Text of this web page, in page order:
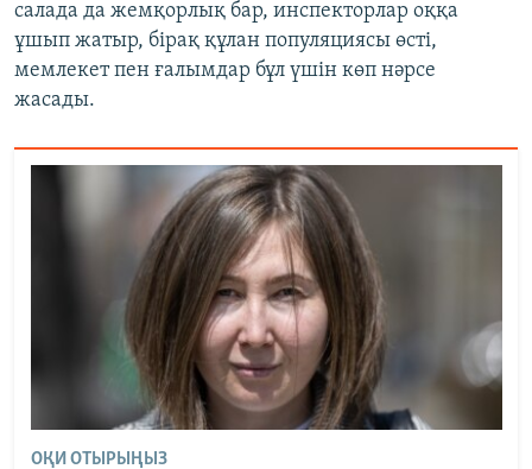
салада да жемқорлық бар, инспекторлар оққа
ұшып жатыр, бірақ құлан популяциясы өсті,
мемлекет пен ғалымдар бұл үшін көп нәрсе
жасады.
ОҚИ ОТЫРЫҢЫЗ